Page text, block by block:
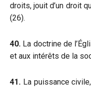
droits, jouit d’un droit
(26).
40. La doctrine de
et aux intérêts de la
41. La puissance